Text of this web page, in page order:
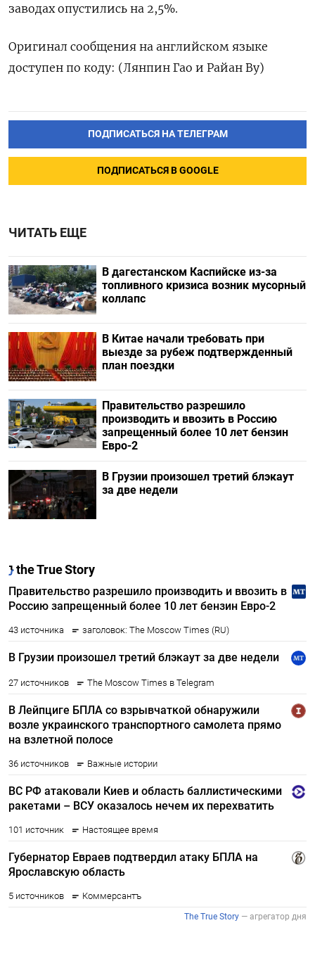
заводах опустились на 2,5%.
Оригинал сообщения на английском языке
доступен по коду: (Лянпин Гао и Райан Ву)
ПОДПИСАТЬСЯ НА ТЕЛЕГРАМ
ПОДПИСАТЬСЯ В GOOGLE
ЧИТАТЬ ЕЩЕ
В дагестанском Каспийске из-за
топливного кризиса возник мусорный
коллапс
В Китае начали требовать при
выезде за рубеж подтвержденный
план поездки
Правительство разрешило
производить и ввозить в Россию
запрещенный более 10 лет бензин
Евро-2
В Грузии произошел третий блэкаут
за две недели